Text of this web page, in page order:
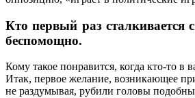
Кто первый раз сталкивается
беспомощно.
Кому такое понравится, когда кто-то в
Итак, первое желание, возникающее
не раздумывая, рубили головы